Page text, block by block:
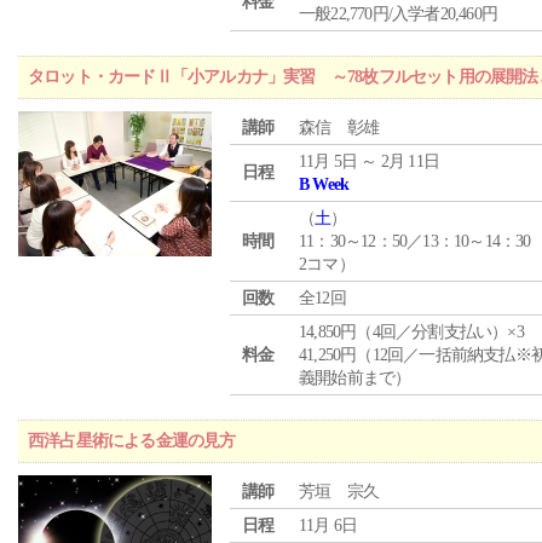
一般22,770円/入学者20,460円
タロット・カードⅡ「小アルカナ」実習 ～78枚フルセット用の展開法
講師 森信 彰雄
日程
11月 5日 ～ 2月 11日
B Week
時間
（土）
11：30～12：50／13：10～14：30
2コマ）
回数
全12回
料金
14,850円（4回／分割支払い）×3
41,250円（12回／一括前納支払※
義開始前まで）
西洋占星術による金運の見方
講師
芳垣 宗久
日程
11月 6日